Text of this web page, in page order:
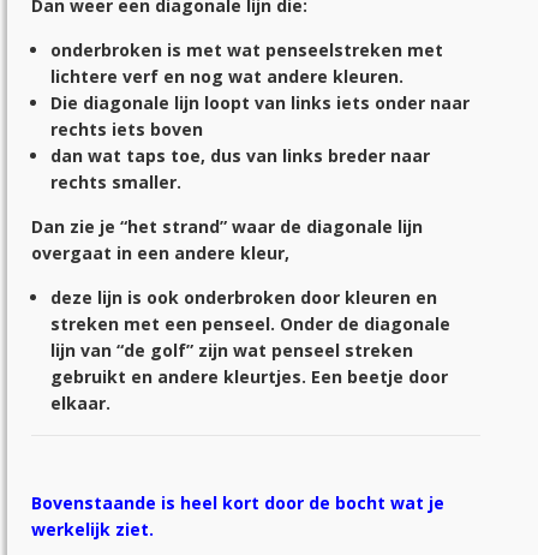
Dan weer een diagonale lijn die:
onderbroken is met wat penseelstreken met
lichtere verf en nog wat andere kleuren.
Die diagonale lijn loopt van links iets onder naar
rechts iets boven
dan wat taps toe, dus van links breder naar
rechts smaller.
Dan zie je “het strand” waar de diagonale lijn
overgaat in een andere kleur,
deze lijn is ook onderbroken door kleuren en
streken met een penseel. Onder de diagonale
lijn van “de golf” zijn wat penseel streken
gebruikt en andere kleurtjes. Een beetje door
elkaar.
Bovenstaande is heel kort door de bocht wat je
werkelijk ziet.